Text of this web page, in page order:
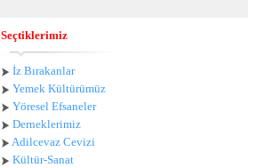
Seçtiklerimiz
İz Bırakanlar
Yemek Kültürümüz
Yöresel Efsaneler
Derneklerimiz
Adilcevaz Cevizi
Kültür-Sanat